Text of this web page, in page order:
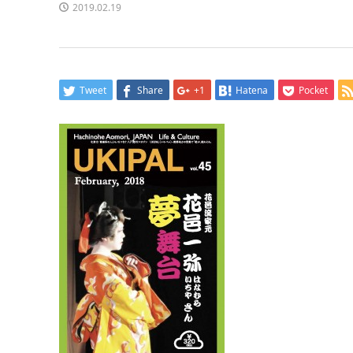
2019.02.19
Tweet Share +1 Hatena Pocket